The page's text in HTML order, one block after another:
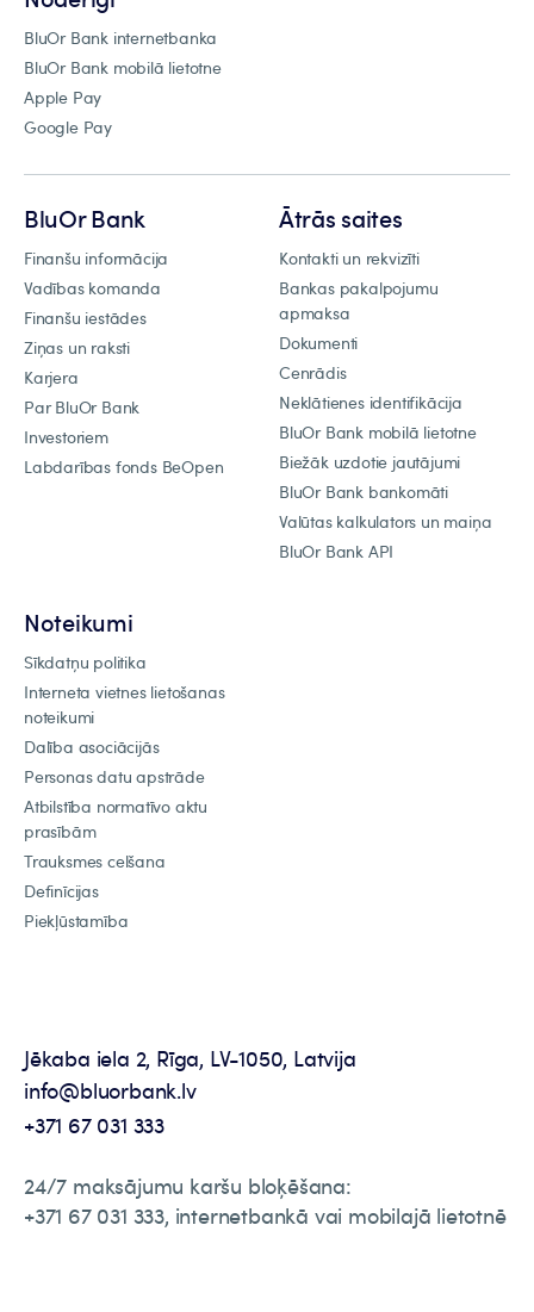
BluOr Bank internetbanka
BluOr Bank mobilā lietotne
Apple Pay
Google Pay
BluOr Bank
Finanšu informācija
Vadības komanda
Finanšu iestādes
Ziņas un raksti
Karjera
Par BluOr Bank
Investoriem
Labdarības fonds BeOpen
Ātrās saites
Kontakti un rekvizīti
Bankas pakalpojumu
apmaksa
Dokumenti
Cenrādis
Neklātienes identifikācija
BluOr Bank mobilā lietotne
Biežāk uzdotie jautājumi
BluOr Bank bankomāti
Valūtas kalkulators un maiņa
BluOr Bank API
Noteikumi
Sīkdatņu politika
Interneta vietnes lietošanas
noteikumi
Dalība asociācijās
Personas datu apstrāde
Atbilstība normatīvo aktu
prasībām
Trauksmes celšana
Definīcijas
Piekļūstamība
Jēkaba iela 2, Rīga, LV-1050, Latvija
info@bluorbank.lv
+371 67 031 333
24/7 maksājumu karšu bloķēšana:
+371 67 031 333, internetbankā vai mobilajā lietotnē